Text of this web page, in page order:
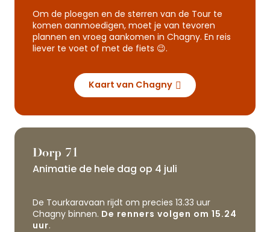
Om de ploegen en de sterren van de Tour te
komen aanmoedigen, moet je van tevoren
plannen en vroeg aankomen in Chagny. En reis
liever te voet of met de fiets 😉.
Kaart van Chagny
Dorp 71
Animatie de hele dag op 4 juli
De Tourkaravaan rijdt om precies 13.33 uur
Chagny binnen. De renners volgen om 15.24
uur.